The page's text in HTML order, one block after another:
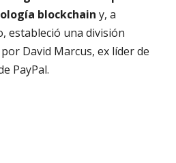
blockchain y, a
estableció una división
David Marcus, ex líder de
PayPal.